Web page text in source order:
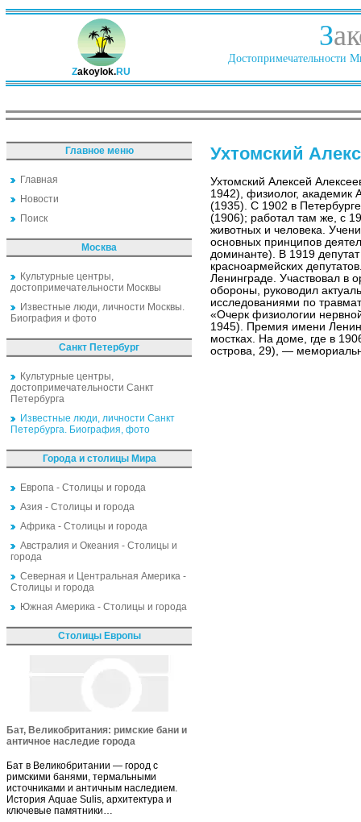
Zakoylok.RU
З
Достопримечательности
Главное меню
Главная
Новости
Поиск
Москва
Культурные центры,
достопримечательности Москвы
Известные люди, личности Москвы.
Биография и фото
Санкт Петербург
Культурные центры,
достопримечательности Санкт
Петербурга
Известные люди, личности Санкт
Петербурга. Биография, фото
Города и столицы Мира
Европа - Столицы и города
Азия - Столицы и города
Африка - Столицы и города
Австралия и Океания - Столицы и
города
Северная и Центральная Америка -
Столицы и города
Южная Америка - Столицы и города
Столицы Европы
Бат, Великобритания: римские бани и
античное наследие города
Бат в Великобритании — город с
римскими банями, термальными
источниками и античным наследием.
История Aquae Sulis, архитектура и
ключевые памятники…
Ухтомский
Ухтомский Алексей
1942), физиолог,
(1935). С 1902 в
(1906); работал там же, с
животных и человека.
основных принципов
доминанте). В 1919
красноармейских
Ленинграде. Участвовал в
обороны, руководил
исследованиями по
«Очерк физиологии
1945). Премия имени
мостках. На доме, где в
острова, 29), —